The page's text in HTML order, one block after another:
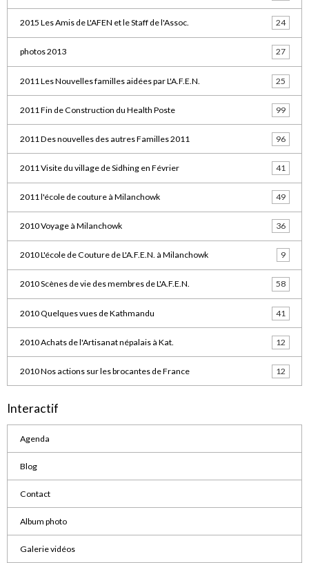
2015 Les Amis de L'AFEN et le Staff de l'Assoc. 24
photos 2013 27
2011 Les Nouvelles familles aidées par L'A.F.E.N. 25
2011 Fin de Construction du Health Poste 99
2011 Des nouvelles des autres Familles 2011 96
2011 Visite du village de Sidhing en Février 41
2011 l'école de couture à Milanchowk 49
2010 Voyage à Milanchowk 36
2010 L'école de Couture de L'A.F.E.N. à Milanchowk 9
2010 Scènes de vie des membres de L'A.F.E.N. 58
2010 Quelques vues de Kathmandu 41
2010 Achats de l'Artisanat népalais à Kat. 12
2010 Nos actions sur les brocantes de France 12
Interactif
Agenda
Blog
Contact
Album photo
Galerie vidéos